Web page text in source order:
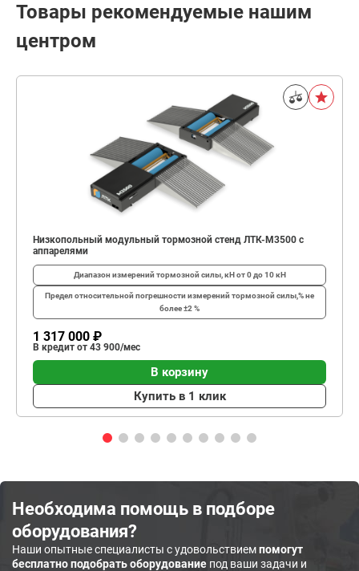
Товары рекомендуемые нашим
центром
Низкопольный модульный тормозной стенд ЛТК-М3500 с
аппарелями
Диапазон измерений тормозной силы, кНот 0 до 10 кН
Предел относительной погрешности измерений тормозной силы,%не
более ±2 %
1 317 000 ₽
В кредит от 43 900/мес
В корзину
Купить в 1 клик
Необходима помощь в подборе
оборудования?
Наши опытные специалисты с удовольствиемпомогут
бесплатно подобрать оборудование под ваши задачи и